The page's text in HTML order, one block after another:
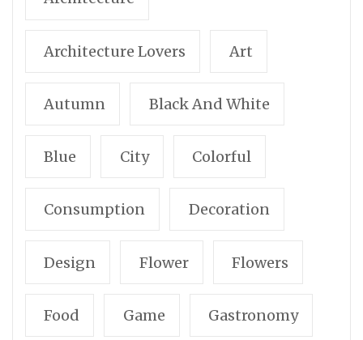
Architecture Lovers Art
Autumn Black And White
Blue City Colorful
Consumption Decoration
Design Flower Flowers
Food Game Gastronomy